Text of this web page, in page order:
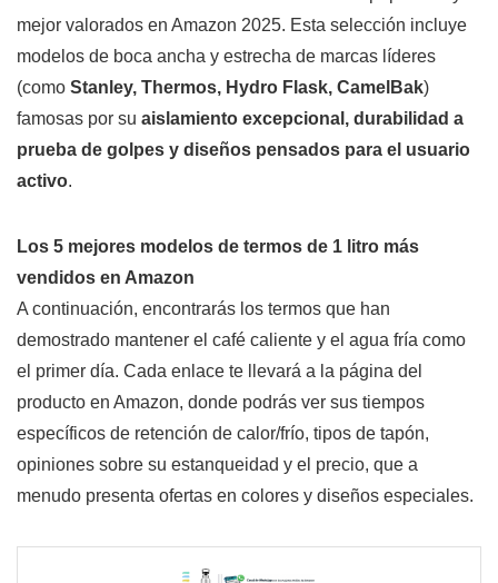
mejor valorados en Amazon 2025. Esta selección incluye
modelos de boca ancha y estrecha de marcas líderes
(como Stanley, Thermos, Hydro Flask, CamelBak)
famosas por su aislamiento excepcional, durabilidad a
prueba de golpes y diseños pensados para el usuario
activo.
Los 5 mejores modelos de termos de 1 litro más
vendidos en Amazon
A continuación, encontrarás los termos que han
demostrado mantener el café caliente y el agua fría como
el primer día. Cada enlace te llevará a la página del
producto en Amazon, donde podrás ver sus tiempos
específicos de retención de calor/frío, tipos de tapón,
opiniones sobre su estanqueidad y el precio, que a
menudo presenta ofertas en colores y diseños especiales.